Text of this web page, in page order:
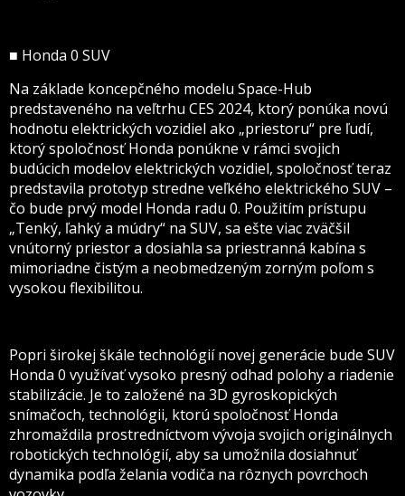
■ Honda 0 SUV
Na základe koncepčného modelu Space-Hub
predstaveného na veľtrhu CES 2024, ktorý ponúka novú
hodnotu elektrických vozidiel ako „priestoru“ pre ľudí,
ktorý spoločnosť Honda ponúkne v rámci svojich
budúcich modelov elektrických vozidiel, spoločnosť teraz
predstavila prototyp stredne veľkého elektrického SUV –
čo bude prvý model Honda radu 0. Použitím prístupu
„Tenký, ľahký a múdry“ na SUV, sa ešte viac zväčšil
vnútorný priestor a dosiahla sa priestranná kabína s
mimoriadne čistým a neobmedzeným zorným poľom s
vysokou flexibilitou.
Popri širokej škále technológií novej generácie bude SUV
Honda 0 využívať vysoko presný odhad polohy a riadenie
stabilizácie. Je to založené na 3D gyroskopických
snímačoch, technológii, ktorú spoločnosť Honda
zhromaždila prostredníctvom vývoja svojich originálnych
robotických technológií, aby sa umožnila dosiahnuť
dynamika podľa želania vodiča na rôznych povrchoch